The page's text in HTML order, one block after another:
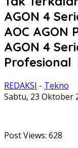
AGON 4
AOC AGON
AGON 4
Profesional
REDAKSI - Tekno
Sabtu, 23 Oktober
Post Views: 628